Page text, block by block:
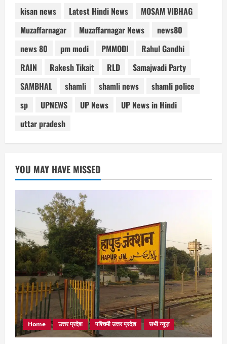
kisan news
Latest Hindi News
MOSAM VIBHAG
Muzaffarnagar
Muzaffarnagar News
news80
news 80
pm modi PMMODI
Rahul Gandhi
RAIN
Rakesh Tikait RLD
Samajwadi Party
SAMBHAL
shamli shamli news
shamli police
sp
UPNEWS UP News
UP News in Hindi
uttar pradesh
YOU MAY HAVE MISSED
Home उत्तर प्रदेश पश्चिमी उत्तर प्रदेश सभी न्यूज़